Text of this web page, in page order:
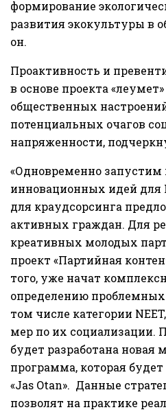
формирование
развития экокультуры в
он.
Проактивность и
в основе проекта
общественных
потенциальных очагов
напряженности,
«Одновременно запустим
инновационных идей для
для краудсорсинга
активных граждан. Для
креативных молодых
проект «Партийная
того, уже начат
определению
том числе категории
мер по их социализации.
будет разработана новая
программа, которая
«Jas Otan». Данные
позволят на практике